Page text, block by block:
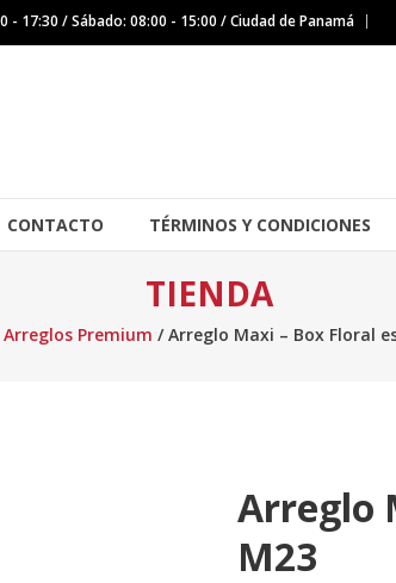
- 17:30 / Sábado: 08:00 - 15:00 / Ciudad de Panamá
CONTACTO TÉRMINOS Y CONDICIONES
TIENDA
Arreglos Premium / Arreglo Maxi – Box Floral
Arreglo
M23